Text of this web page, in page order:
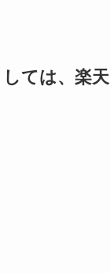
ては、楽天